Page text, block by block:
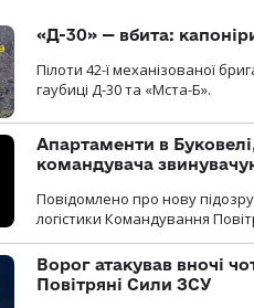
«Д-30» — вбита:
Пілоти 42-ї механізованої
гаубиці Д-30 та «Мста-Б».
Апартаменти в
командувача
Повідомлено про нову
логістики Командування
Ворог атакував вночі
Повітряні Сили ЗСУ